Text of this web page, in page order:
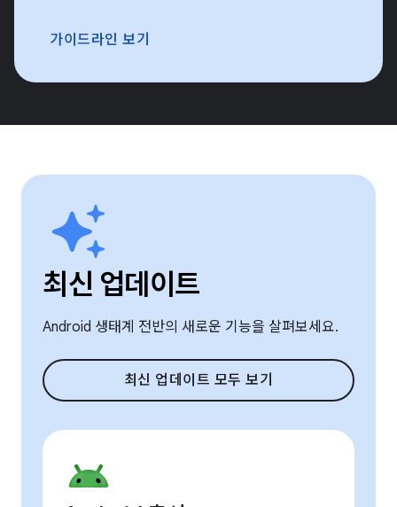
가이드라인 보기
최신 업데이트
Android 생태계 전반의 새로운 기능을 살펴보세요.
최신 업데이트 모두 보기